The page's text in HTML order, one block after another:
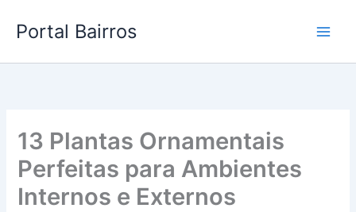
Portal Bairros
13 Plantas Ornamentais
Perfeitas para Ambientes
Internos e Externos